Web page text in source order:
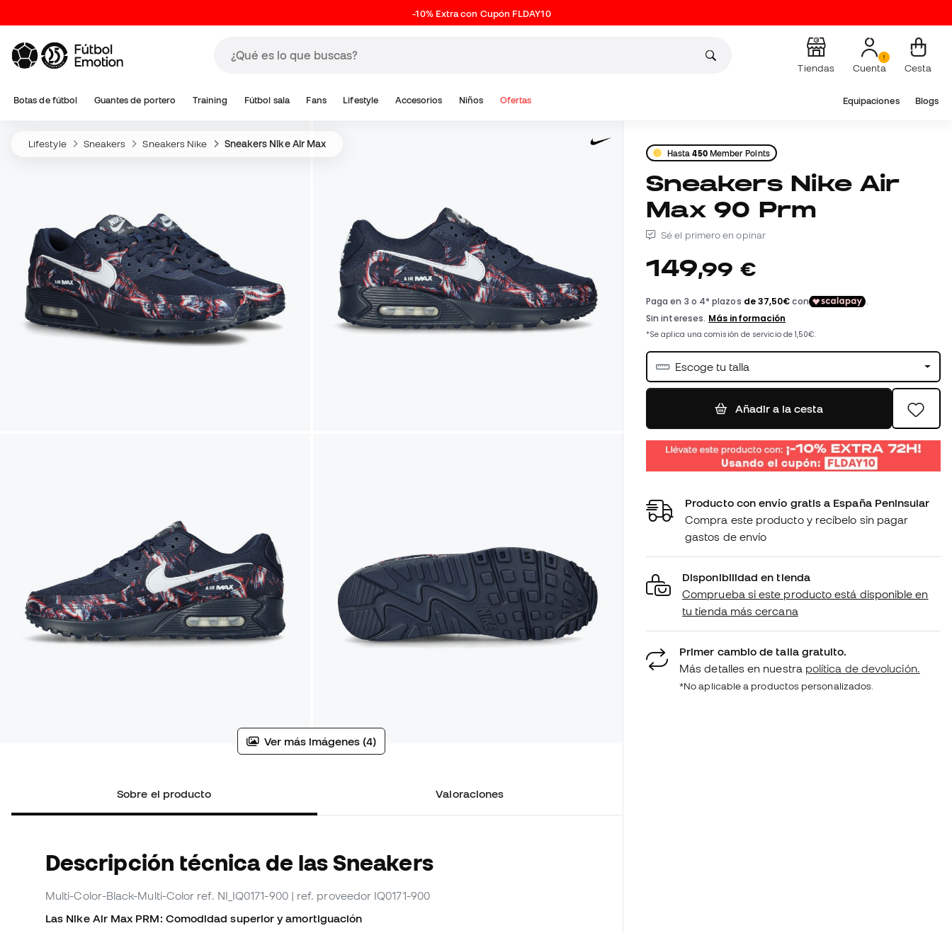
-10% Extra con Cupón FLDAY10
Tiendas Cuenta Cesta
Botas de fútbol Guantes de portero Training Fútbol sala Fans Lifestyle Accesorios Niños Ofertas Equipaciones Blogs
Lifestyle Sneakers Sneakers Nike Sneakers Nike Air Max
Ver más imágenes (4)
Sobre el producto Valoraciones
Descripción técnica de las Sneakers
Multi-Color-Black-Multi-Color ref. NI_IQ0171-900 | ref. proveedor IQ0171-900
Las Nike Air Max PRM: Comodidad superior y amortiguación
Hasta450Member Points
Sneakers Nike Air
Max 90 Prm
Sé el primero en opinar
149,99 €
Escoge tu talla
Añadir a la cesta
Producto con envío gratis a España Peninsular
Compra este producto y recíbelo sin pagar
gastos de envío
Disponibilidad en tienda
Comprueba si este producto está disponible en
tu tienda más cercana
Primer cambio de talla gratuito.
Más detalles en nuestra política de devolución.
*No aplicable a productos personalizados.